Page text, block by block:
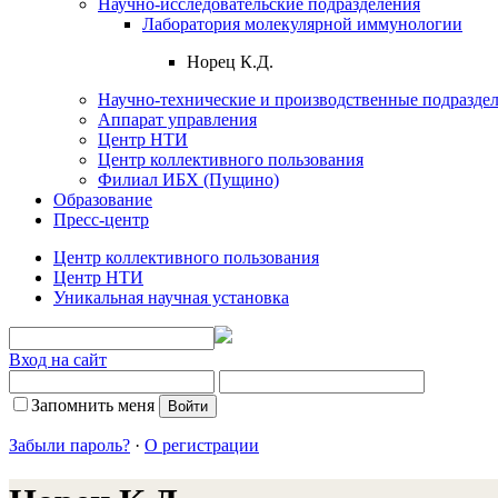
Лаборатория молекулярной иммунологии
Норец К.Д.
Научно-технические и производственные
Аппарат управления
Центр НТИ
Центр коллективного пользования
Филиал ИБХ (Пущино)
Образование
Пресс-центр
Центр коллективного пользования
Центр НТИ
Уникальная научная установка
Вход на сайт
Запомнить меня
Забыли пароль? · О регистрации